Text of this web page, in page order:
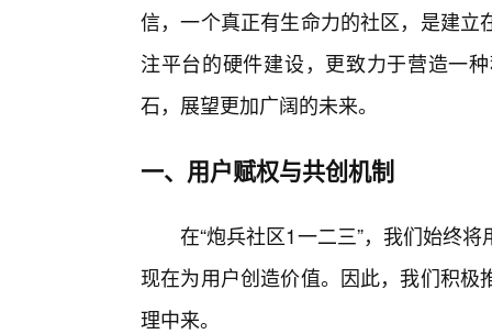
信，一个真正有生命力的社区，是建
注平台的硬件建设，更致力于营造一
石，展望更加广阔的未来。
一、用户赋权与共创机制
在“炮兵社区1一二三”，我们始终
现在为用户创造价值。因此，我们积
理中来。